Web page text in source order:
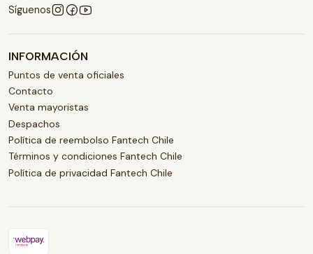
Síguenos
INFORMACIÓN
Puntos de venta oficiales
Contacto
Venta mayoristas
Despachos
Política de reembolso Fantech Chile
Términos y condiciones Fantech Chile
Política de privacidad Fantech Chile